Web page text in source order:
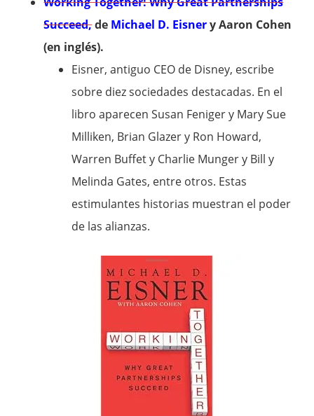
Succeed,de Michael D. Eisnery Aaron Cohen
(en inglés).
Eisner, antiguo CEO de Disney, escribe
sobre diez sociedades destacadas. En el
libro aparecen Susan Feniger y Mary Sue
Milliken, Brian Glazer y Ron Howard,
Warren Buffet y Charlie Munger y Bill y
Melinda Gates, entre otros. Estas
estimulantes historias muestran el poder
de las alianzas.